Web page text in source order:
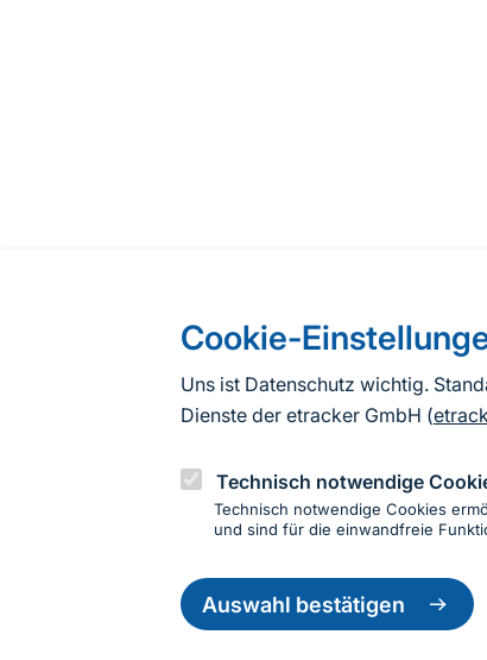
Cookie-
Uns ist Datenschutz wichtig.
Dienste der etracker GmbH (
Technisch notwendige
Technisch notwendige Cookies
und sind für die einwandfreie
Auswahl bestätigen
Informationen zur Seite